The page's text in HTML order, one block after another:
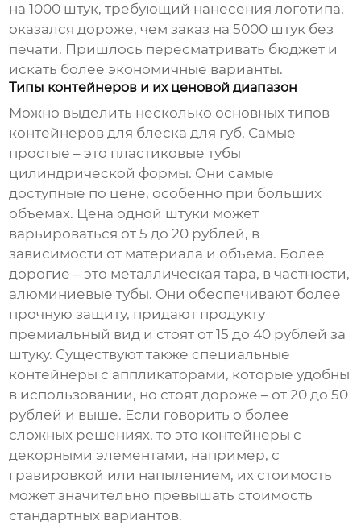
на 1000 штук, требующий нанесения логотипа,
оказался дороже, чем заказ на 5000 штук без
печати. Пришлось пересматривать бюджет и
искать более экономичные варианты.
Типы контейнеров и их ценовой диапазон
Можно выделить несколько основных типов
контейнеров для блеска для губ. Самые
простые – это пластиковые тубы
цилиндрической формы. Они самые
доступные по цене, особенно при больших
объемах. Цена одной штуки может
варьироваться от 5 до 20 рублей, в
зависимости от материала и объема. Более
дорогие – это металлическая тара, в частности,
алюминиевые тубы. Они обеспечивают более
прочную защиту, придают продукту
премиальный вид и стоят от 15 до 40 рублей за
штуку. Существуют также специальные
контейнеры с аппликаторами, которые удобны
в использовании, но стоят дороже – от 20 до 50
рублей и выше. Если говорить о более
сложных решениях, то это контейнеры с
декорными элементами, например, с
гравировкой или напылением, их стоимость
может значительно превышать стоимость
стандартных вариантов.